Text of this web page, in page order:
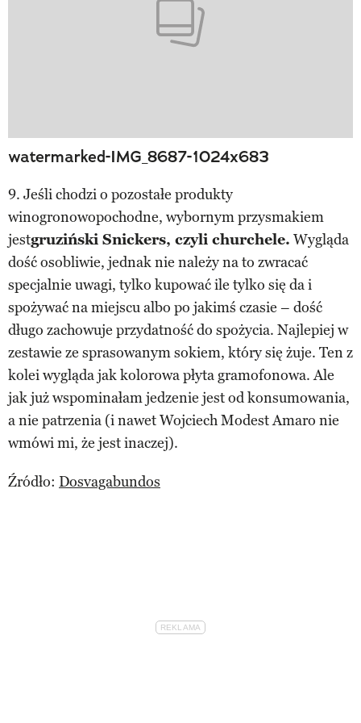
watermarked-IMG_8687-1024x683
9. Jeśli chodzi o pozostałe produkty
winogronowopochodne, wybornym przysmakiem
jestgruziński Snickers, czyli churchele. Wygląda
dość osobliwie, jednak nie należy na to zwracać
specjalnie uwagi, tylko kupować ile tylko się da i
spożywać na miejscu albo po jakimś czasie – dość
długo zachowuje przydatność do spożycia. Najlepiej w
zestawie ze sprasowanym sokiem, który się żuje. Ten z
kolei wygląda jak kolorowa płyta gramofonowa. Ale
jak już wspominałam jedzenie jest od konsumowania,
a nie patrzenia (i nawet Wojciech Modest Amaro nie
wmówi mi, że jest inaczej).
Źródło: Dosvagabundos